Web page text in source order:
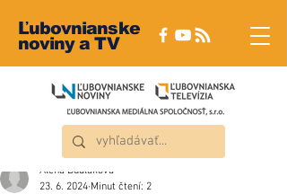
Ľubovnianske
noviny a TV
Alena Dudláková
23. 6. 2024 Minut čtení: 2